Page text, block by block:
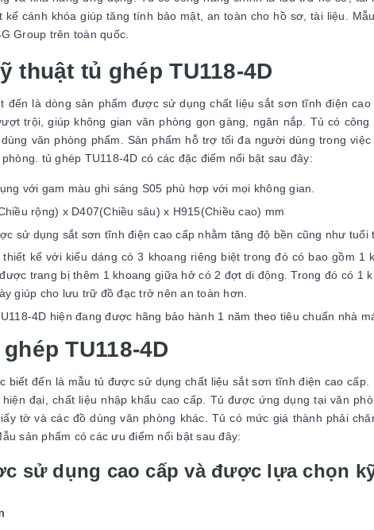
kế cánh khóa giúp tăng tính bảo mật, an toàn cho hồ sơ, tài liệu.
Group trên toàn quốc.
thuật tủ ghép TU118-4D
đến là dòng sản phẩm được sử dụng chất liệu sắt sơn tĩnh điện
trội, giúp không gian văn phòng gọn gàng, ngăn nắp. Tủ có
văn phòng phẩm. Sản phẩm hỗ trợ tối đa người dùng trong
tủ ghép TU118-4D có các đặc điểm nổi bật sau đây:
với gam màu ghi sáng S05 phù hợp với mọi không gian.
rộng) x D407(Chiều sâu) x H915(Chiều cao) mm
sử dụng sắt sơn tĩnh điện cao cấp nhằm tăng độ bền cũng như tuổi
kế với kiểu dáng có 3 khoang riêng biệt trong đó có bao gồm 1
trang bị thêm 1 khoang giữa hở có 2 đợt di động. Trong đó có 1
giúp cho lưu trữ đồ đạc trở nên an toàn hơn.
4D hiện đang được hãng bảo hành 1 năm theo tiêu chuẩn nhà
TU118-4D
biết đến là mẫu tủ được sử dụng chất liệu sắt sơn tĩnh điện cao
đại, chất liệu nhập khẩu cao cấp. Tủ được ứng dụng tại văn
tờ và các đồ dùng văn phòng khác. Tủ có mức giá thành phải
sản phẩm có các ưu điểm nổi bật sau đây:
sử dụng cao cấp và được lựa chọn